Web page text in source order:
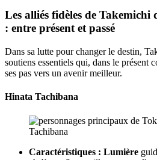
Les alliés fidèles de Takemichi
: entre présent et passé
Dans sa lutte pour changer le destin,
soutiens essentiels qui, dans le présent
ses pas vers un avenir meilleur.
Hinata Tachibana
Caractéristiques : Lumière